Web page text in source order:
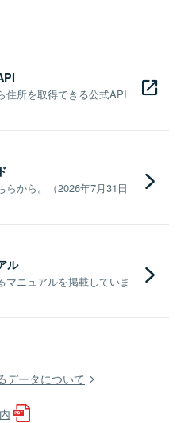
住所を取得できる公式API
から。（2026年7月31日
ル
ニュアルを掲載していま
データについて